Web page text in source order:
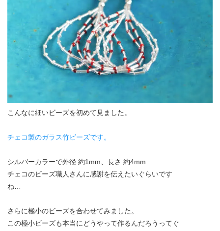
こんなに細いビーズを初めて見ました。
チェコ製のガラス竹ビーズです。
シルバーカラーで外径 約1mm、長さ 約4mm
チェコのビーズ職人さんに感謝を伝えたいぐらいです
ね…
さらに極小のビーズを合わせてみました。
この極小ビーズも本当にどうやって作るんだろうってぐ